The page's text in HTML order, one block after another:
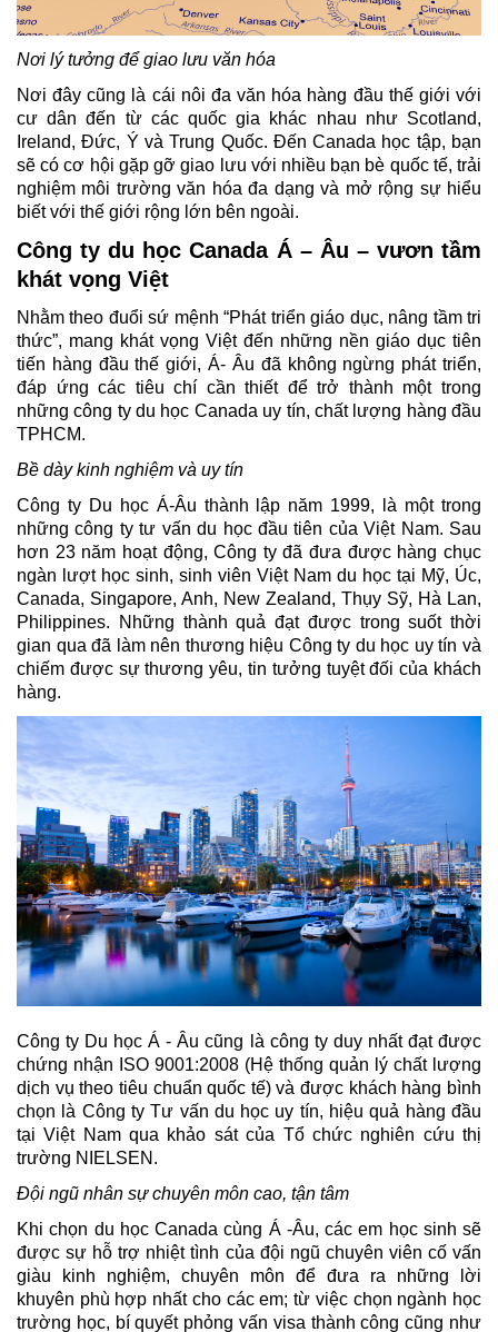
Nơi lý tưởng để giao lưu văn hóa
Nơi đây cũng là cái nôi đa văn hóa hàng đầu thế giới với
cư dân đến từ các quốc gia khác nhau như Scotland,
Ireland, Đức, Ý và Trung Quốc. Đến Canada học tập, bạn
sẽ có cơ hội gặp gỡ giao lưu với nhiều bạn bè quốc tế, trải
nghiệm môi trường văn hóa đa dạng và mở rộng sự hiểu
biết với thế giới rộng lớn bên ngoài.
Công ty du học Canada Á – Âu – vươn tầm
khát vọng Việt
Nhằm theo đuổi sứ mệnh “Phát triển giáo dục, nâng tầm tri
thức”, mang khát vọng Việt đến những nền giáo dục tiên
tiến hàng đầu thế giới, Á- Âu đã không ngừng phát triển,
đáp ứng các tiêu chí cần thiết để trở thành một trong
những công ty du học Canada uy tín, chất lượng hàng đầu
TPHCM.
Bề dày kinh nghiệm và uy tín
Công ty Du học Á-Âu thành lập năm 1999, là một trong
những công ty tư vấn du học đầu tiên của Việt Nam. Sau
hơn 23 năm hoạt động, Công ty đã đưa được hàng chục
ngàn lượt học sinh, sinh viên Việt Nam du học tại Mỹ, Úc,
Canada, Singapore, Anh, New Zealand, Thụy Sỹ, Hà Lan,
Philippines. Những thành quả đạt được trong suốt thời
gian qua đã làm nên thương hiệu Công ty du học uy tín và
chiếm được sự thương yêu, tin tưởng tuyệt đối của khách
hàng.
Công ty Du học Á - Âu cũng là công ty duy nhất đạt được
chứng nhận ISO 9001:2008 (Hệ thống quản lý chất lượng
dịch vụ theo tiêu chuẩn quốc tế) và được khách hàng bình
chọn là Công ty Tư vấn du học uy tín, hiệu quả hàng đầu
tại Việt Nam qua khảo sát của Tổ chức nghiên cứu thị
trường NIELSEN.
Đội ngũ nhân sự chuyên môn cao, tận tâm
Khi chọn du học Canada cùng Á -Âu, các em học sinh sẽ
được sự hỗ trợ nhiệt tình của đội ngũ chuyên viên cố vấn
giàu kinh nghiệm, chuyên môn để đưa ra những lời
khuyên phù hợp nhất cho các em; từ việc chọn ngành học
trường học, bí quyết phỏng vấn visa thành công cũng như